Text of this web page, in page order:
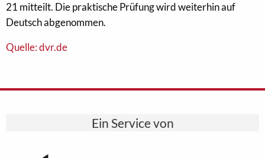
21 mitteilt. Die praktische Prüfung wird weiterhin auf
Deutsch abgenommen.
Quelle: dvr.de
Ein Service von